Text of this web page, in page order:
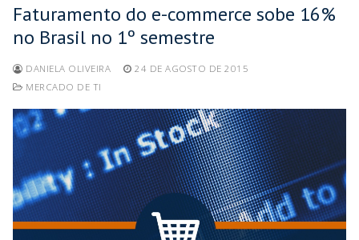
Faturamento do e-commerce sobe 16%
no Brasil no 1º semestre
DANIELA OLIVEIRA
24 DE AGOSTO DE 2015
MERCADO DE TI